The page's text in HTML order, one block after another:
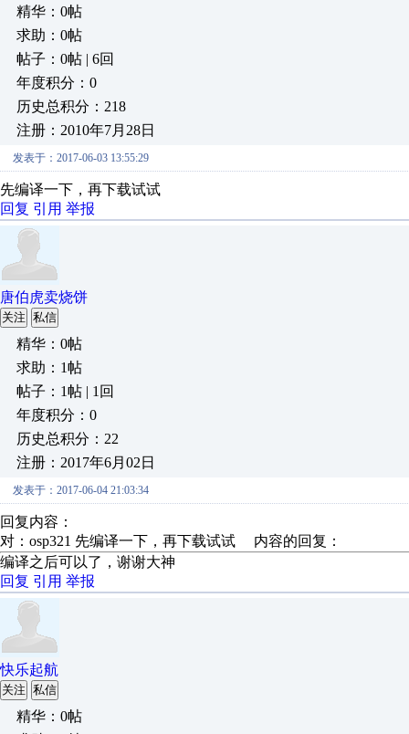
精华：0帖
求助：0帖
帖子：0帖 | 6回
年度积分：0
历史总积分：218
注册：2010年7月28日
发表于：2017-06-03 13:55:29
先编译一下，再下载试试
回复 引用 举报
唐伯虎卖烧饼
关注 私信
精华：0帖
求助：1帖
帖子：1帖 | 1回
年度积分：0
历史总积分：22
注册：2017年6月02日
发表于：2017-06-04 21:03:34
回复内容：
对：osp321 先编译一下，再下载试试 内容的回复：
编译之后可以了，谢谢大神
回复 引用 举报
快乐起航
关注 私信
精华：0帖